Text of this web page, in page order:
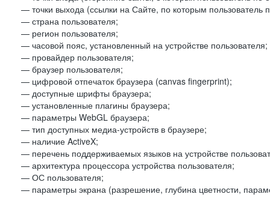
— точки выхода (ссылки на Сайте, по которым пользователь
— страна пользователя;
— регион пользователя;
— часовой пояс, установленный на устройстве пользователя;
— провайдер пользователя;
— браузер пользователя;
— цифровой отпечаток браузера (canvas fingerprint);
— доступные шрифты браузера;
— установленные плагины браузера;
— параметры WebGL браузера;
— тип доступных медиа-устройств в браузере;
— наличие ActiveX;
— перечень поддерживаемых языков на устройстве
— архитектура процессора устройства пользователя;
— ОС пользователя;
— параметры экрана (разрешение, глубина цветности,